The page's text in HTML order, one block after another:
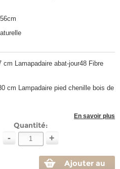
Lamapadaire abat-jour48 Fibre
cm Lampadaire pied chenille bois de
En savoir plus
Quantité:
- +
Ajouter au